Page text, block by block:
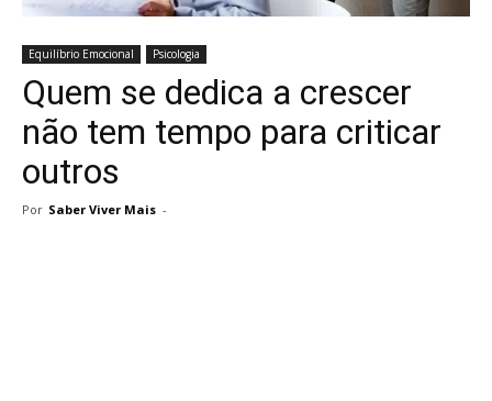
Equilíbrio Emocional Psicologia
Quem se dedica a crescer
não tem tempo para criticar
outros
Por Saber Viver Mais -